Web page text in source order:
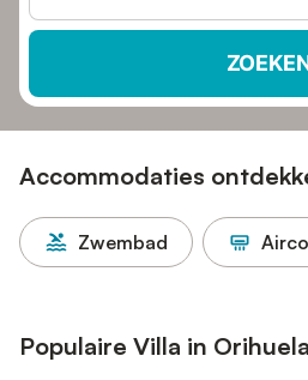
Accommodaties
Zwembad
Populaire Villa in